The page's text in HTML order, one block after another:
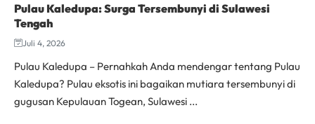
Pulau Kaledupa: Surga Tersembunyi di Sulawesi
Tengah
Juli 4, 2026
Pulau Kaledupa – Pernahkah Anda mendengar tentang Pulau
Kaledupa? Pulau eksotis ini bagaikan mutiara tersembunyi di
gugusan Kepulauan Togean, Sulawesi ...